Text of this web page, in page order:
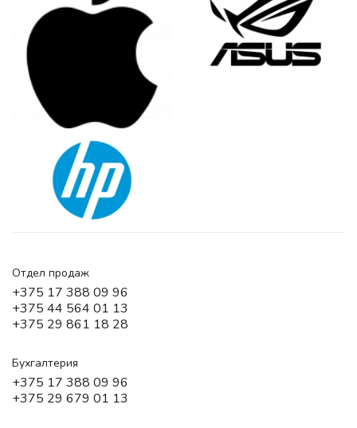
Отдел продаж
+375 17 388 09 96
+375 44 564 01 13
+375 29 861 18 28
Бухгалтерия
+375 17 388 09 96
+375 29 679 01 13